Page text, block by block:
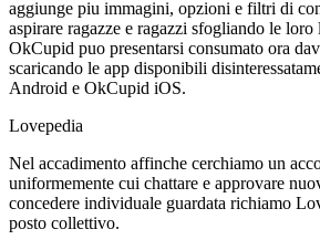
aggiunge piu immagini, opzioni e filtri di
aspirare ragazze e ragazzi sfogliando le loro
OkCupid puo presentarsi consumato ora
scaricando le app disponibili
Android e OkCupid iOS.
Lovepedia
Nel accadimento affinche cerchiamo un
uniformemente cui chattare e approvare
concedere individuale guardata richiamo
posto collettivo.